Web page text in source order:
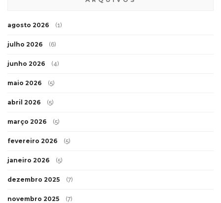
agosto 2026 (1)
julho 2026 (6)
junho 2026 (4)
maio 2026 (5)
abril 2026 (5)
março 2026 (5)
fevereiro 2026 (5)
janeiro 2026 (5)
dezembro 2025 (7)
novembro 2025 (7)